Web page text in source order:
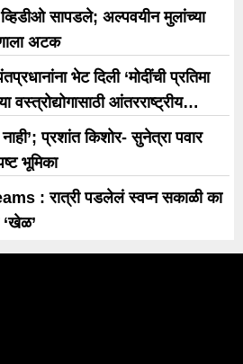
सापडले; अल्पवयीन मुलांच्या
अटक
भेट दिली ‘मोदींची प्रतिमा
वस्त्रोद्योगासाठी आंतरराष्ट्रीय
प्रशांत किशोर- सुनेत्रा पवार
भूमिका
: रात्री पडलेलं स्वप्न सकाळी का